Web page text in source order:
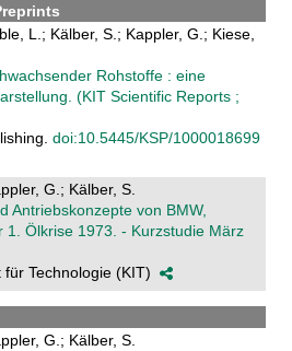
L.; Kälber, S.; Kappler, G.; Kiese,
Rohstoffe : eine
(KIT Scientific Reports ;
doi:10.5445/KSP/1000018699
G.; Kälber, S.
Antriebskonzepte von BMW,
1. Ölkrise 1973. - Kurzstudie März
Technologie (KIT)
G.; Kälber, S.